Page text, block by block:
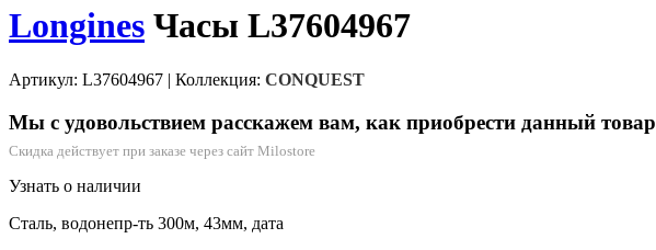
Longines Часы L37604967
Артикул: L37604967 | Коллекция: CONQUEST
Мы с удовольствием расскажем вам, как приобрести данный товар
Скидка действует при заказе через сайт Milostore
Узнать о наличии
Сталь, водонепр-ть 300м, 43мм, дата